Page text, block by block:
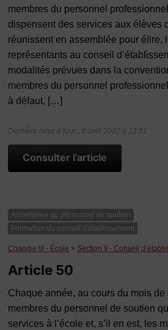
membres du personnel
dispensent des services aux élèves
réunissent en assemblée pour élire,
représentants au conseil
modalités prévues dans la
membres du personnel
à défaut, […]
Dernière mise à jour : 8 avril 2022 à 13:51
Consulter l'article
Assemblée du personnel de soutien
Formation du conseil d'établissement
Chapitre III - École > Section II - Conseil
Article 50
Chaque année, au cours du mois de
membres du personnel de soutien
services à l’école et, s’il en est, les